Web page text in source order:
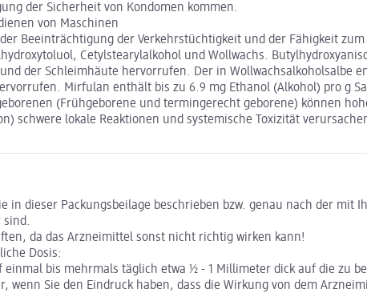
der Sicherheit von Kondomen kommen.
von Maschinen
Beeinträchtigung der Verkehrstüchtigkeit und der Fähigkeit
Cetylstearylalkohol und Wollwachs.
der Schleimhäute hervorrufen. Der in Wollwachsalkoholsalbe
Mirfulan enthält bis zu 6.9 mg Ethanol (Alkohol) pro g
(Frühgeborene und termingerecht geborene) können
schwere lokale Reaktionen und systemische Toxizität
in dieser Packungsbeilage beschrieben bzw. genau nach der
sind.
da das Arzneimittel sonst nicht richtig wirken kann!
Dosis:
einmal bis mehrmals täglich etwa ½ - 1 Millimeter dick auf die zu
wenn Sie den Eindruck haben, dass die Wirkung von dem